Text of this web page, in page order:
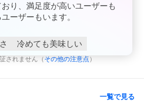
る場合がありますのでご了承くだ
報に基づき、作成・掲載をしてい
お礼品は、本サイト掲載の情報か
り、満足度が高いユーザーも
ーザーもいます。
冷めても美味しい
されません（ その他の注意点 ）
一覧で見る